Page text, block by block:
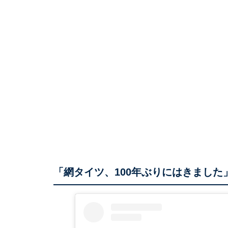
「網タイツ、100年ぶりにはきました